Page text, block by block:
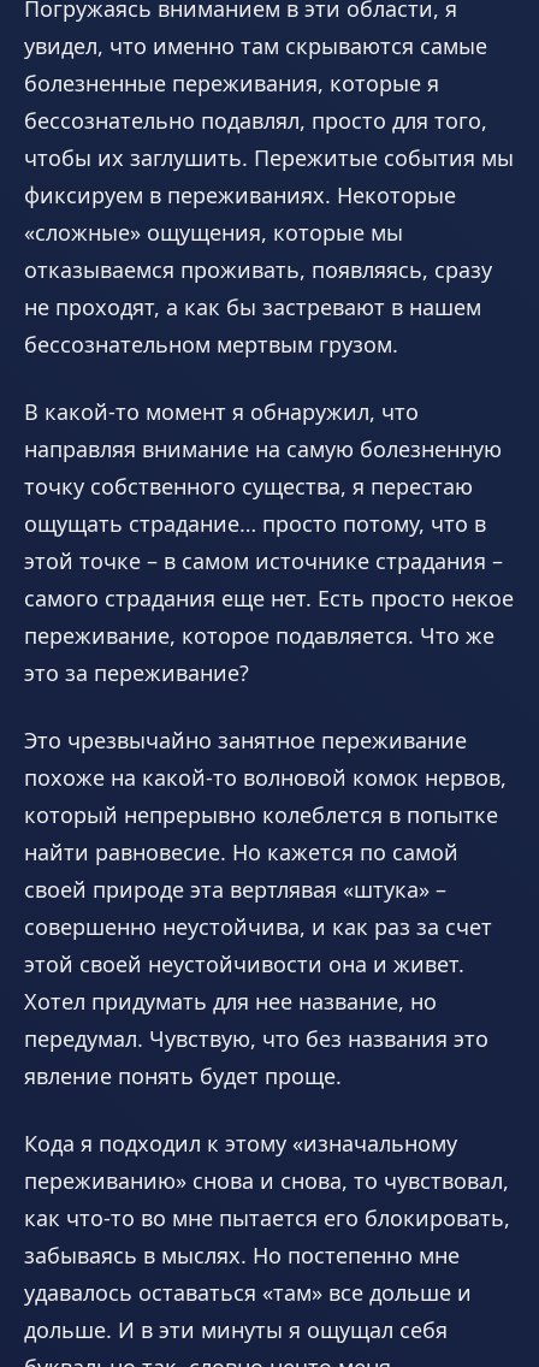
Погружаясь вниманием в эти области, я
увидел, что именно там скрываются самые
болезненные переживания, которые я
бессознательно подавлял, просто для того,
чтобы их заглушить. Пережитые события мы
фиксируем в переживаниях. Некоторые
«сложные» ощущения, которые мы
отказываемся проживать, появляясь, сразу
не проходят, а как бы застревают в нашем
бессознательном мертвым грузом.
В какой-то момент я обнаружил, что
направляя внимание на самую болезненную
точку собственного существа, я перестаю
ощущать страдание… просто потому, что в
этой точке – в самом источнике страдания –
самого страдания еще нет. Есть просто некое
переживание, которое подавляется. Что же
это за переживание?
Это чрезвычайно занятное переживание
похоже на какой-то волновой комок нервов,
который непрерывно колеблется в попытке
найти равновесие. Но кажется по самой
своей природе эта вертлявая «штука» –
совершенно неустойчива, и как раз за счет
этой своей неустойчивости она и живет.
Хотел придумать для нее название, но
передумал. Чувствую, что без названия это
явление понять будет проще.
Кода я подходил к этому «изначальному
переживанию» снова и снова, то чувствовал,
как что-то во мне пытается его блокировать,
забываясь в мыслях. Но постепенно мне
удавалось оставаться «там» все дольше и
дольше. И в эти минуты я ощущал себя